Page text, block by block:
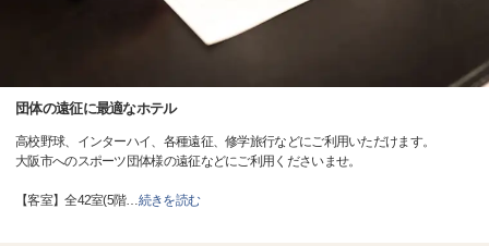
団体の遠征に最適なホテル
高校野球、インターハイ、各種遠征、修学旅行などにご利用いただけます。
大阪市へのスポーツ団体様の遠征などにご利用くださいませ。
【客室】全42室(5階…続きを読む